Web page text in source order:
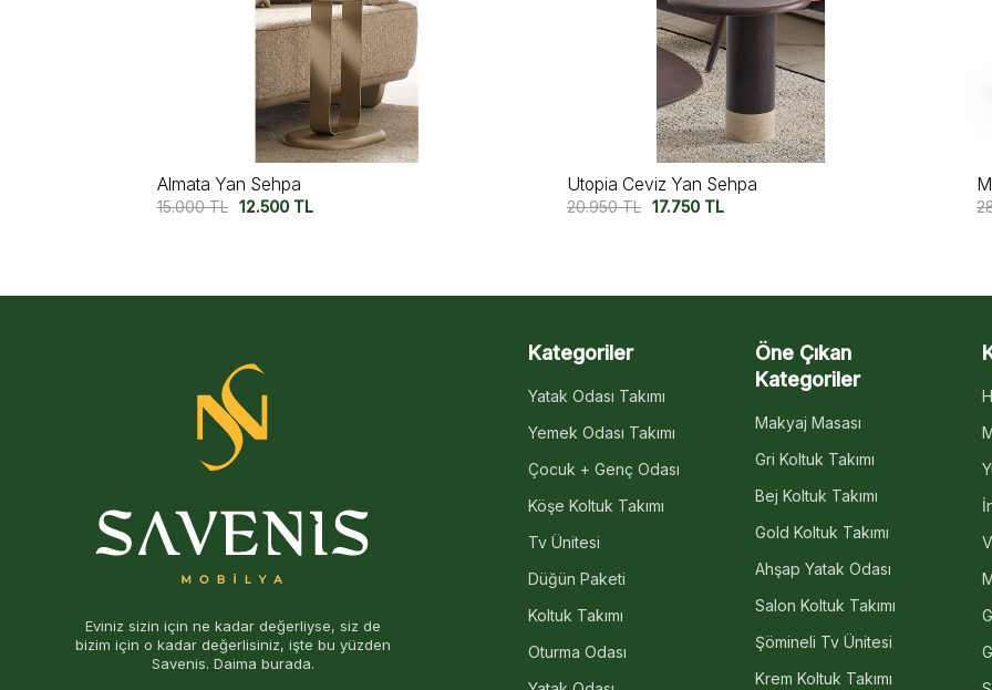
Utopia Ceviz Yan Sehpa
20.950TL 17.750 TL
Marmo Yan Sehpa
28.750TL 23.950 TL
Eviniz sizin için ne kadar değerliyse, siz de
bizim için o kadar değerlisiniz, işte bu yüzden
Savenis. Daima burada.
Kategoriler
Yatak Odası Takımı
Yemek Odası Takımı
Çocuk + Genç Odası
Köşe Koltuk Takımı
Tv Ünitesi
Düğün Paketi
Koltuk Takımı
Oturma Odası
Öne Çıkan
Kategoriler
Makyaj Masası
Gri Koltuk Takımı
Bej Koltuk Takımı
Gold Koltuk Takımı
Ahşap Yatak Odası
Salon Koltuk Takımı
Şömineli Tv Ünitesi
Krem Koltuk Takımı